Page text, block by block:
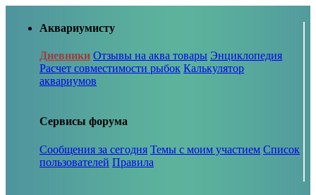
Аквариумисту
Дневники Отзывы на аква товары Энциклопедия
Расчет совместимости рыбок Калькулятор
аквариумов
Сервисы форума
Сообщения за сегодня Темы с моим участием Список
пользователей Правила